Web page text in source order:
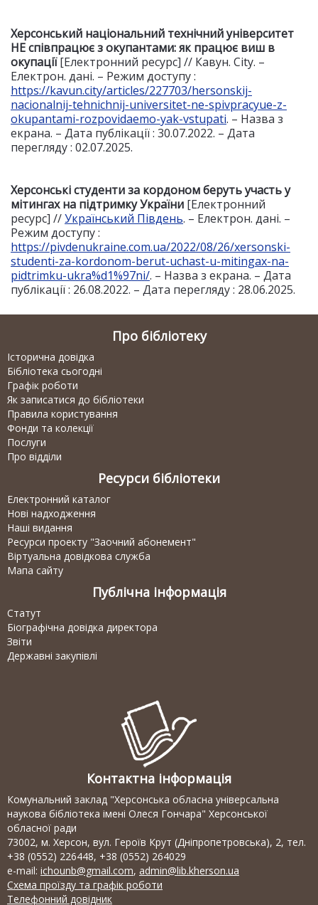
Херсонський національний технічний університет
НЕ співпрацює з окупантами: як працює виш в
окупації[Електронний ресурс] // Кавун. City. –
Електрон. дані. – Режим доступу :
https://kavun.city/articles/227703/hersonskij-
nacionalnij-tehnichnij-universitet-ne-spivpracyue-z-
okupantami-rozpovidaemo-yak-vstupati. – Назва з
екрана. – Дата публікації : 30.07.2022. – Дата
перегляду : 02.07.2025.
Херсонські студенти за кордоном беруть участь у
мітингах на підтримку України [Електронний
ресурс] //Український Південь. – Електрон. дані. –
Режим доступу :
https://pivdenukraine.com.ua/2022/08/26/xersonski-
studenti-za-kordonom-berut-uchast-u-mitingax-na-
pidtrimku-ukra%d1%97ni/. – Назва з екрана. – Дата
публікації : 26.08.2022. – Дата перегляду : 28.06.2025.
Про бібліотеку
Історична довідка
Бібліотека сьогодні
Графік роботи
Як записатися до бібліотеки
Правила користування
Фонди та колекції
Послуги
Про відділи
Ресурси бібліотеки
Електронний каталог
Нові надходження
Наші видання
Ресурси проекту "Заочний абонемент"
Віртуальна довідкова служба
Мапа сайту
Публічна інформація
Статут
Біографічна довідка директора
Звіти
Державні закупівлі
Контактна інформація
Комунальний заклад "Херсонська обласна універсальна
наукова бібліотека імені Олеся Гончара" Херсонської
обласної ради
73002, м. Херсон, вул. Героїв Крут (Дніпропетровська), 2, тел.
+38 (0552) 226448, +38 (0552) 264029
e-mail: ichounb@gmail.com, admin@lib.kherson.ua
Схема проїзду та графік роботи
Телефонний довідник